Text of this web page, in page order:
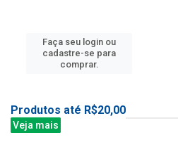
Faça seu login ou
cadastre-se para
comprar.
Produtos até R$20,00
Veja mais